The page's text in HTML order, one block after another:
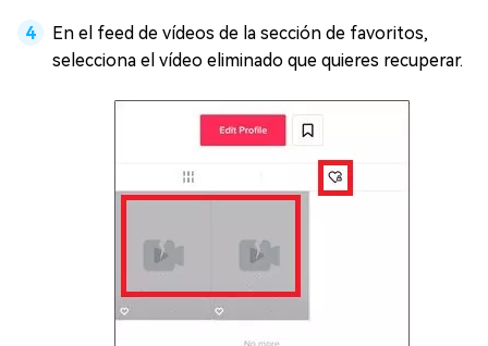
En el feed de vídeos de la sección de favoritos,
selecciona el vídeo eliminado que quieres recuperar.